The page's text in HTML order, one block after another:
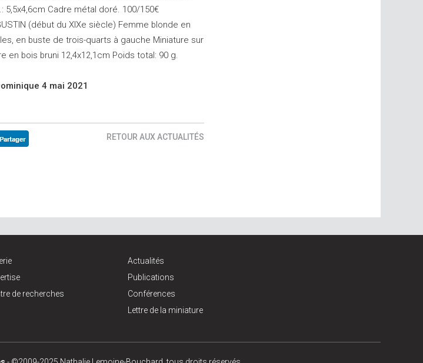
5,5x4,6cm Cadre métal doré. 100/150€
(début du XIXe siècle) Femme blonde en
en buste de trois-quarts à gauche Miniature sur
en bois bruni 12,4x12,1cm Poids total: 90 g.
4 mai 2021
RETOUR AUX ACTUALITÉS
de recherches
Actualités
Publications
Conférences
Lettre de la miniature